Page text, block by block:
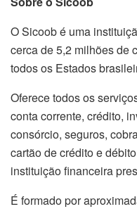
O Sicoob é uma
cerca de 5,2 milhões de
todos os Estados
Oferece todos os
conta corrente, crédito,
consórcio, seguros,
cartão de crédito e
instituição financeira
É formado por